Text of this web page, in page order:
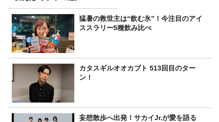
猛暑の救世主は“飲む氷”！今注目のアイ
ススラリー5種飲み比べ
カタスギルオオカブト 513回目のター
ン！
妄想散歩へ出発！サカイJr.が愛を語る